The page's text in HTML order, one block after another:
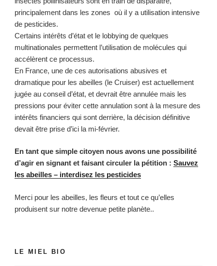
principalement dans les zones où il y a utilisation intensive
de pesticides.
Certains intérêts d’état et le lobbying de quelques
multinationales permettent l’utilisation de molécules qui
accélèrent ce processus.
En France, une de ces autorisations abusives et
dramatique pour les abeilles (le Cruiser) est actuellement
jugée au conseil d’état, et devrait être annulée mais les
pressions pour éviter cette annulation sont à la mesure des
intérêts financiers qui sont derrière, la décision définitive
devait être prise d’ici la mi-février.
En tant que simple citoyen nous avons une possibilité
d’agir en signant et faisant circuler la pétition : Sauvez
les abeilles – interdisez les pesticides
Merci pour les abeilles, les fleurs et tout ce qu’elles
produisent sur notre devenue petite planète..
LE MIEL BIO